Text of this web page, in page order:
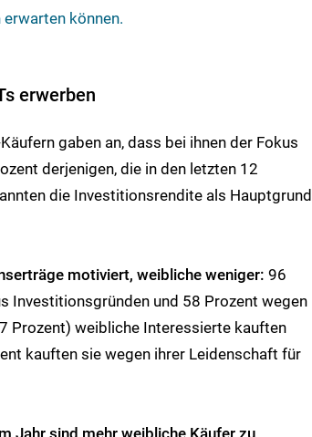
können.
erwerben
gaben an, dass bei ihnen der Fokus
derjenigen, die in den letzten 12
die Investitionsrendite als Hauptgrund
motiviert, weibliche weniger: 96
Investitionsgründen und 58 Prozent wegen
Prozent) weibliche Interessierte kauften
kauften sie wegen ihrer Leidenschaft für
Jahr sind mehr weibliche Käufer zu